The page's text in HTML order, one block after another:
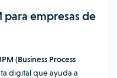
para empresas de
(Business Process
digital que ayuda a